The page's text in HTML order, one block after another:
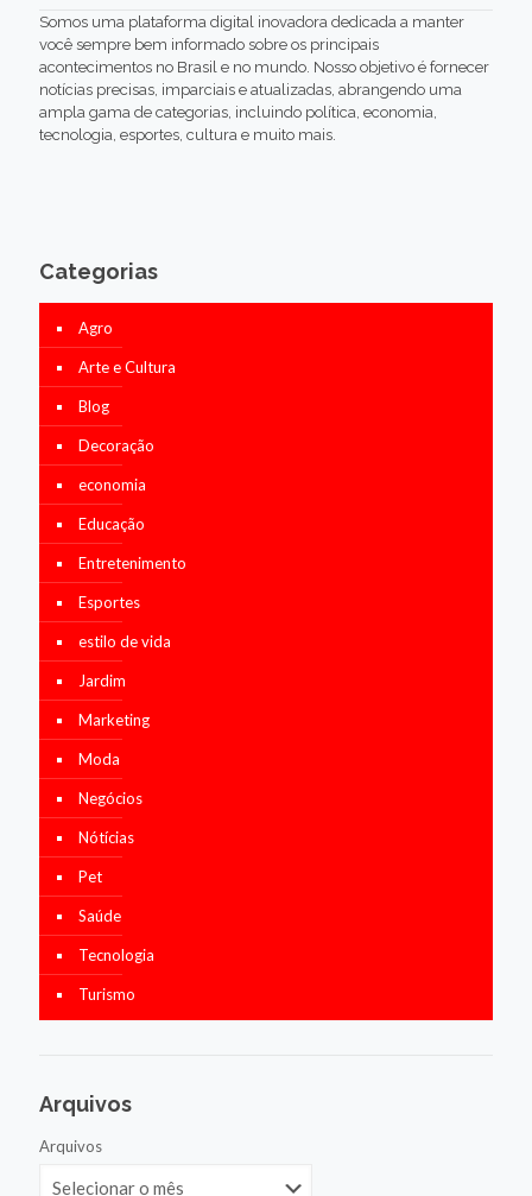
Somos uma plataforma digital inovadora dedicada a manter
você sempre bem informado sobre os principais
acontecimentos no Brasil e no mundo. Nosso objetivo é fornecer
notícias precisas, imparciais e atualizadas, abrangendo uma
ampla gama de categorias, incluindo política, economia,
tecnologia, esportes, cultura e muito mais.
Categorias
Agro
Arte e Cultura
Blog
Decoração
economia
Educação
Entretenimento
Esportes
estilo de vida
Jardim
Marketing
Moda
Negócios
Nótícias
Pet
Saúde
Tecnologia
Turismo
Arquivos
Arquivos